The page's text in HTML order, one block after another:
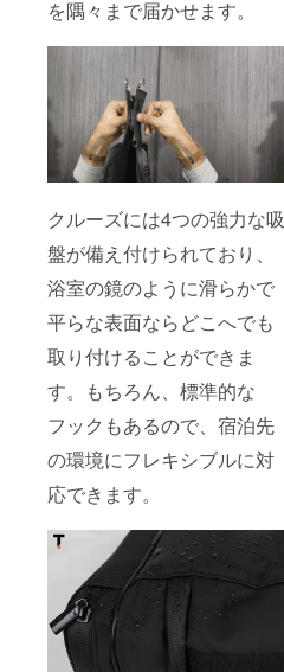
を隅々まで届かせます。
クルーズには4つの強力な吸
盤が備え付けられており、
浴室の鏡のように滑らかで
平らな表面ならどこへでも
取り付けることができま
す。もちろん、標準的な
フックもあるので、宿泊先
の環境にフレキシブルに対
応できます。